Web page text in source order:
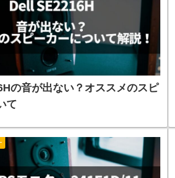
の音が出ない？オススメのスピ
て